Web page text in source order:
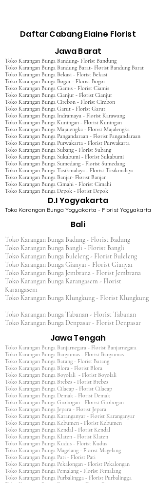
Daftar Cabang Elaine Florist
Jawa Barat
Toko Karangan Bunga Bandung- Florist Bandung
Toko Karangan Bunga Bandung Barat- Florist Bandung Barat
Toko Karangan Bunga Bekasi - Florist Bekasi
Toko Karangan Bunga Bogor - Florist Bogor
Toko Karangan Bunga Ciamis - Florist Ciamis
Toko Karangan Bunga Cianjur - Florist Cianjur
Toko Karangan Bunga Cirebon - Florist Cirebon
Toko Karangan Bunga Garut - Florist Garut
Toko Karangan Bunga Indramayu - Florist Karawang
Toko Karangan Bunga Kuningan - Florist Kuningan
Toko Karangan Bunga Majalengka - Florist Majalengka
Toko Karangan Bunga Pangandaraan - Florist Pangandaraan
Toko Karangan Bunga Purwakarta - Florist Purwakarta
Toko Karangan Bunga Subang - Florist Subang
Toko Karangan Bunga Sukabumi - Florist Sukabumi
Toko Karangan Bunga Sumedang - Florist Sumedang
Toko Karangan Bunga Tasikmalaya - Florist Tasikmalaya
Toko Karangan Bunga Banjar- Florist Banjar
Toko Karangan Bunga Cimahi - Florist Cimahi
Toko Karangan Bunga Depok - Florist Depok
D.I Yogyakarta
Toko Karangan Bunga Yogyakarta - Florist Yogyakarta
Bali
Toko Karangan Bunga Badung - Florist Badung
Toko Karangan Bunga Bangli - Florist Bangli
Toko Karangan Bunga Buleleng - Florist Buleleng
Toko Karangan Bunga Gianyar - Florist Gianyar
Toko Karangan Bunga Jembrana - Florist Jembrana
Toko Karangan Bunga Karangasem - Florist
Karangasem
Toko Karangan Bunga Klungkung - Florist Klungkung
Toko Karangan Bunga Tabanan - Florist Tabanan
Toko Karangan Bunga Denpasar - Florist Denpasar
Jawa Tengah
Toko Karangan Bunga Banjarnegara - Florist Banjarnegara
Toko Karangan Bunga Banyumas - Florist Banyumas
Toko Karangan Bunga Batang - Florist Batang
Toko Karangan Bunga Blora - Florist Blora
Toko Karangan Bunga Boyolali - Florist Boyolali
Toko Karangan Bunga Brebes - Florist Brebes
Toko Karangan Bunga Cilacap - Florist Cilacap
Toko Karangan Bunga Demak - Florist Demak
Toko Karangan Bunga Grobogan - Florist Grobogan
Toko Karangan Bunga Jepara - Florist Jepara
Toko Karangan Bunga Karanganyar - Florist Karanganyar
Toko Karangan Bunga Kebumen - Florist Kebumen
Toko Karangan Bunga Kendal - Florist Kendal
Toko Karangan Bunga Klaten - Florist Klaten
Toko Karangan Bunga Kudus - Florist Kudus
Toko Karangan Bunga Magelang - Florist Magelang
Toko Karangan Bunga Pati - Florist Pati
Toko Karangan Bunga Pekalongan - Florist Pekalongan
Toko Karangan Bunga Pemalang - Florist Pemalang
Toko Karangan Bunga Purbalingga - Florist Purbalingga